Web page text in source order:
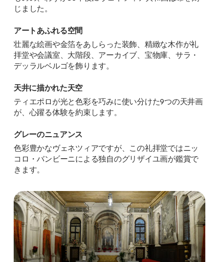
じました。
アートあふれる空間
壮麗な絵画や金箔をあしらった装飾、精緻な木作が礼
拝堂や会議室、大階段、アーカイブ、宝物庫、サラ・
デッラルベルゴを飾ります。
天井に描かれた天空
ティエポロが光と色彩を巧みに使い分けた9つの天井画
が、心躍る体験を約束します。
グレーのニュアンス
色彩豊かなヴェネツィアですが、この礼拝堂ではニッ
コロ・バンビーニによる独自のグリザイユ画が鑑賞で
きます。